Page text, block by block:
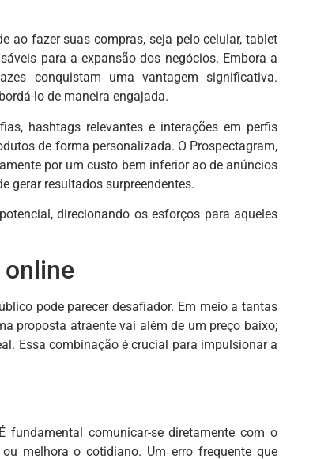
ao fazer suas compras, seja pelo celular, tablet
para a expansão dos negócios. Embora a
conquistam uma vantagem significativa.
lo de maneira engajada.
hashtags relevantes e interações em perfis
de forma personalizada. O Prospectagram,
por um custo bem inferior ao de anúncios
gerar resultados surpreendentes.
direcionando os esforços para aqueles
pode parecer desafiador. Em meio a tantas
proposta atraente vai além de um preço baixo;
Essa combinação é crucial para impulsionar a
fundamental comunicar-se diretamente com o
melhora o cotidiano. Um erro frequente que